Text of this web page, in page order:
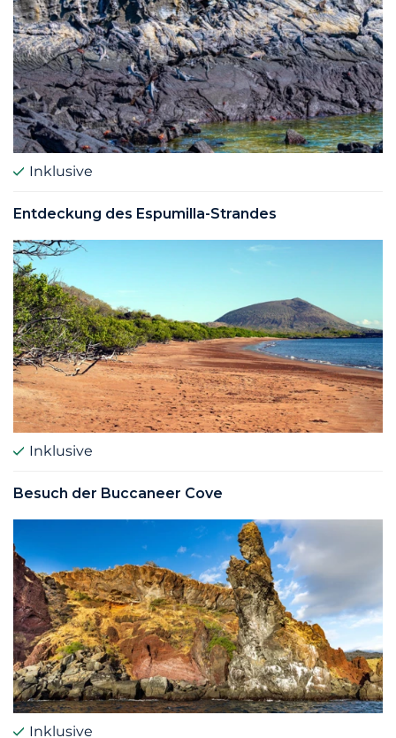
Inklusive
Entdeckung des Espumilla-Strandes
Inklusive
Besuch der Buccaneer Cove
Inklusive